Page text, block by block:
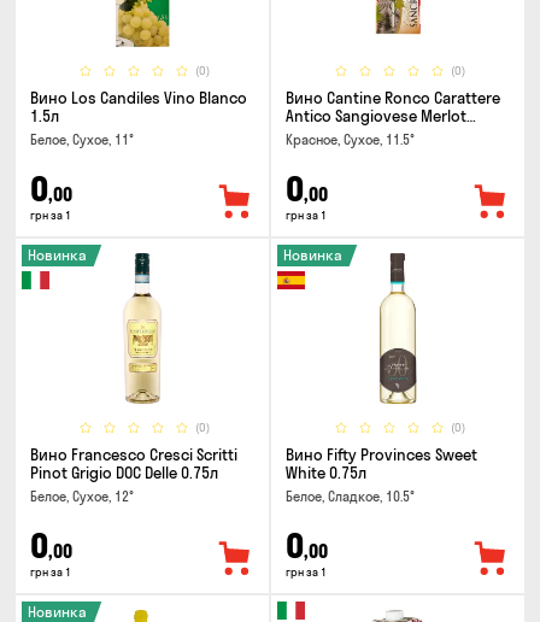
(0)
Вино Los Candiles Vino Blanco
1.5л
Белое, Сухое, 11°
0,00
грн за 1
(0)
Вино Cantine Ronco Carattere
Antico Sangiovese Merlot
Rubicone IGT 0.25л
Красное, Сухое, 11.5°
0,00
грн за 1
(0)
Новинка
Вино Francesco Cresci Scritti
Pinot Grigio DOC Delle 0.75л
Белое, Сухое, 12°
0,00
грн за 1
(0)
Новинка
Вино Fifty Provinces Sweet
White 0.75л
Белое, Сладкое, 10.5°
0,00
грн за 1
Новинка